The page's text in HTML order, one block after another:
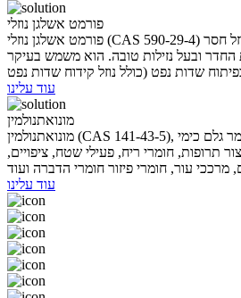
פורמט אשלגן נוזלי
פורמט אשלגן נוזלי (CAS 590-29-4) הוא תמיסה של 75%. זהו נוזל חסר
ובעל נזילות טובה. הוא משמש בעיקר
עוד עלינו
מונואתנולמין
מונואתנולמין (CAS 141-43-5), בטוהר של 99.5%, הוא חומר גלם כימי
תרופות, חומרי ריח, פעילי שטח, ציפויים,
עוד עלינו